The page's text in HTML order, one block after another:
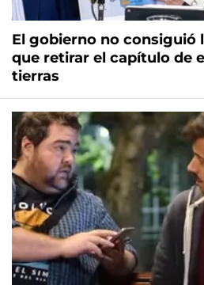
El gobierno no consiguió
que retirar el capítulo de
tierras